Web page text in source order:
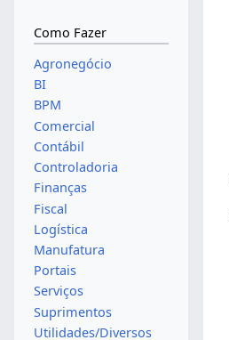
Como Fazer
Agronegócio
BI
BPM
Comercial
Contábil
Controladoria
Finanças
Fiscal
Logística
Manufatura
Portais
Serviços
Suprimentos
Utilidades/Diversos